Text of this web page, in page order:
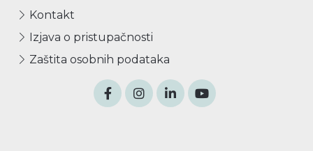
Kontakt
Izjava o pristupačnosti
Zaštita osobnih podataka